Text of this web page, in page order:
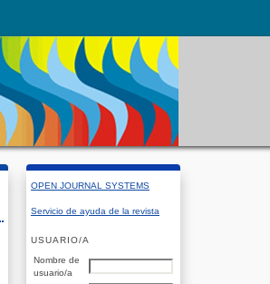
OPEN JOURNAL SYSTEMS
Servicio de ayuda de la revista
USUARIO/A
Nombre de
usuario/a